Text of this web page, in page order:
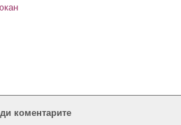
коментарите